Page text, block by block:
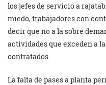
los jefes de servicio a
miedo, trabajadores con
decir que no a la sobre
actividades que exceden a
contratados.
La falta de pases a planta